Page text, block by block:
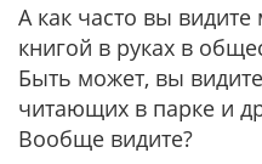
А как часто вы
книгой в руках в
Быть может, вы
читающих в парке и
Вообще видите?